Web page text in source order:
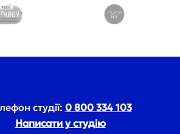
студії: 0 800 334 103
Написати у студію